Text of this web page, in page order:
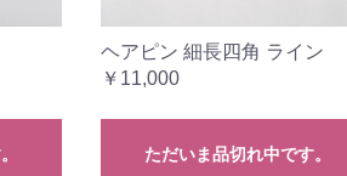
ヘアピン 細長四角 ライン
￥11,000
ただいま品切れ中です。